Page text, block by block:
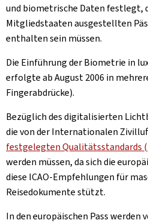
und biometrische Daten festlegt,
Mitgliedstaaten ausgestellten
enthalten sein müssen.
Die Einführung der Biometrie in
erfolgte ab August 2006 in
Fingerabdrücke).
Bezüglich des digitalisierten
die von der Internationalen
festgelegten Qualitätsstandards
werden müssen, da sich die
diese ICAO-Empfehlungen für
Reisedokumente stützt.
In den europäischen Pass werden